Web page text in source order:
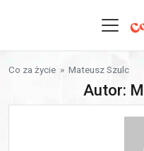
Co za życie » Mateusz Szulc
Autor: